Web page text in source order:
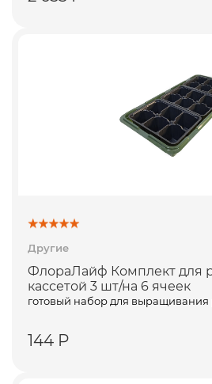
Другие
ФлораЛайф Комплект для
кассетой 3 шт/на 6 ячеек
готовый набор для выращивания
144 Р